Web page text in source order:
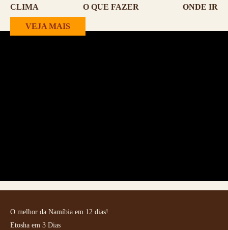
CLIMA O QUE FAZER ONDE IR
VEJA MAIS
O melhor da Namíbia em 12 dias!
Etosha em 3 Dias